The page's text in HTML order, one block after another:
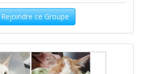
Rejoindre ce Groupe